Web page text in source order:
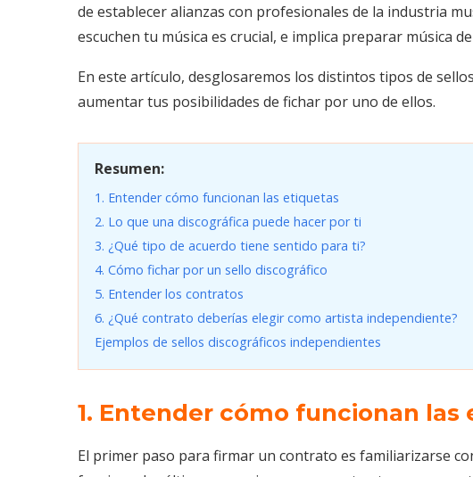
de establecer alianzas con profesionales de la industria
escuchen tu música es crucial, e implica preparar música
En este artículo, desglosaremos los distintos tipos de
aumentar tus posibilidades de fichar por uno de ellos.
Resumen:
1. Entender cómo funcionan las etiquetas
2. Lo que una discográfica puede hacer por ti
3. ¿Qué tipo de acuerdo tiene sentido para ti?
4. Cómo fichar por un sello discográfico
5. Entender los contratos
6. ¿Qué contrato deberías elegir como artista independiente?
Ejemplos de sellos discográficos independientes
1. Entender cómo funcionan las
El primer paso para firmar un contrato es familiarizarse